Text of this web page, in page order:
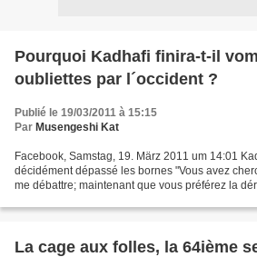
Pourquoi Kadhafi finira-t-il
oubliettes par l´occident ?
Publié le 19/03/2011 à 15:15
Par Musengeshi Kat
Facebook, Samstag, 19. März 2011 um 14:01
décidément dépassé les bornes "Vous avez
me débattre; maintenant que vous préférez la
La cage aux folles, la 64ième